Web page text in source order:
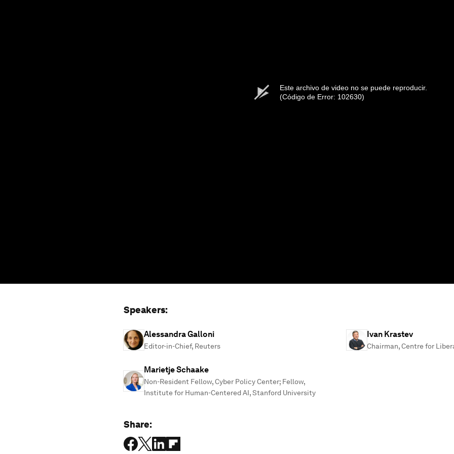
Este archivo de video no se puede reproducir.
(Código de Error: 102630)
Speakers:
Alessandra Galloni
Editor-in-Chief, Reuters
Ivan Krastev
Chairman, Centre for
Marietje Schaake
Non-Resident Fellow, Cyber Policy Center; Fellow,
Institute for Human-Centered AI, Stanford University
Share: